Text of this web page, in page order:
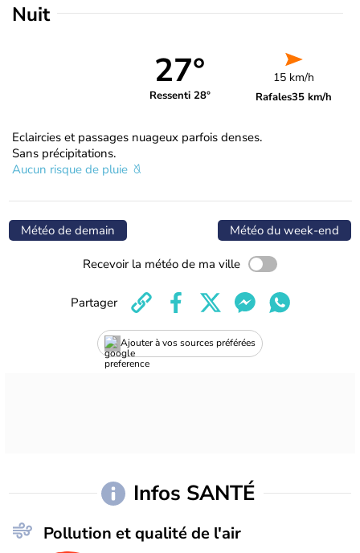
Nuit
27°
Ressenti 28°
15 km/h
Rafales35 km/h
Eclaircies et passages nuageux parfois denses.
Sans précipitations.
Aucun risque de pluie
Météo de demain Météo du week-end
Recevoir la météo de ma ville
Ajouter à vos sources préférées
Partager
Infos SANTÉ
Pollution et qualité de l'air